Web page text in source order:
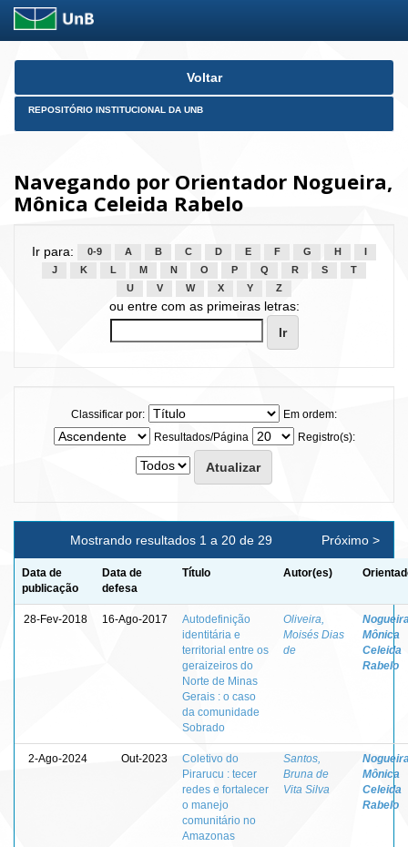
Skip
Voltar
REPOSITÓRIO INSTITUCIONAL DA UNB
Navegando por Orientador Nogueira,
Mônica Celeida Rabelo
Ir para: 0-9 A B C D E F G H
J
K L M N O P Q R S
T
U
V W X Y Z
ou entre com as primeiras letras:
Classificar por:
Em ordem:
Resultados/Página
Registro(s):
Mostrando resultados 1 a 20 de 29 Próximo >
Data de
publicação
Data de
defesa
Título Autor(es)
28-Fev-2018 16-Ago-2017
Autodefinição
identitária e
territorial entre os
geraizeiros do
Norte de Minas
Gerais : o caso
da comunidade
Sobrado
Oliveira,
Moisés Dias
de
Mônica
Celeida
Rabelo
2-Ago-2024 Out-2023
Coletivo do
Pirarucu : tecer
redes e fortalecer
o manejo
comunitário no
Amazonas
Santos,
Bruna de
Vita Silva
Mônica
Celeida
Rabelo